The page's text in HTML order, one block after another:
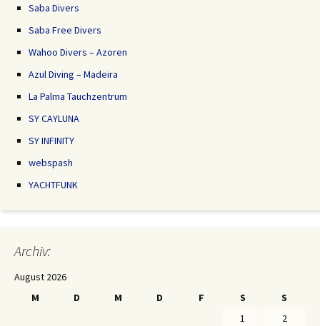
Saba Divers
Saba Free Divers
Wahoo Divers – Azoren
Azul Diving – Madeira
La Palma Tauchzentrum
SY CAYLUNA
SY INFINITY
webspash
YACHTFUNK
Archiv:
August 2026
M
D M D F S S
1
2